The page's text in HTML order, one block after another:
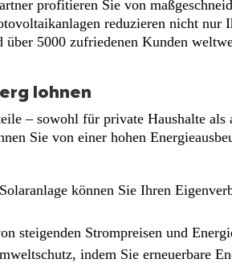
profitieren Sie von
reduzieren nicht nur
5000 zufriedenen Kunden
lohnen
– sowohl für private Haushalte als
Sie von einer hohen
können Sie Ihren
steigenden Strompreisen und
indem Sie erneuerbare